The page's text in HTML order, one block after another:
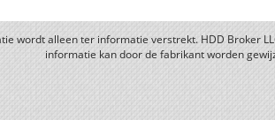
wordt alleen ter informatie verstrekt. HDD Broker
informatie kan door de fabrikant worden